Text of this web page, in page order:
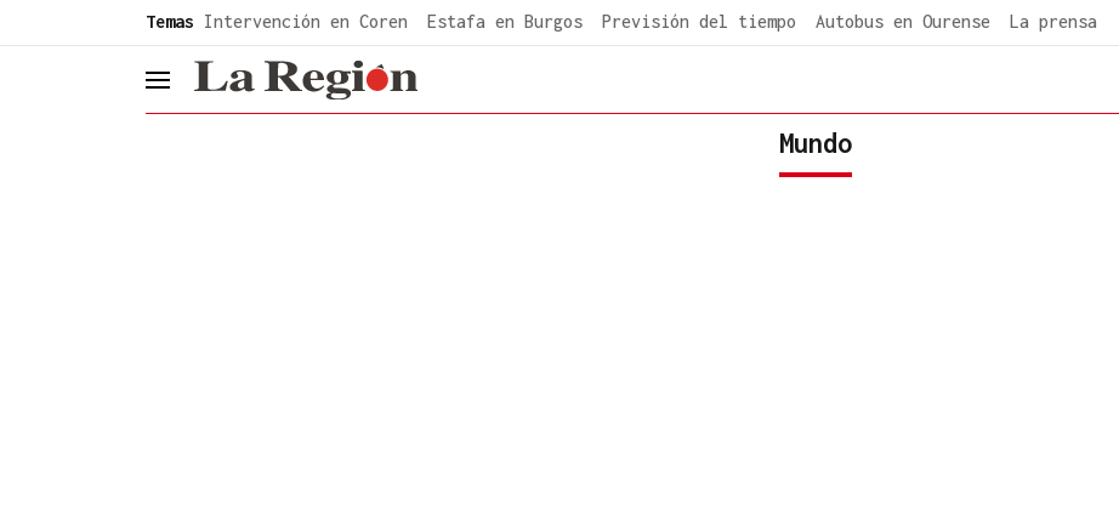
Temas Intervención en Coren Estafa en Burgos Previsión del tiempo Autobus en Ourense La prensa
header.menu.open
Mundo